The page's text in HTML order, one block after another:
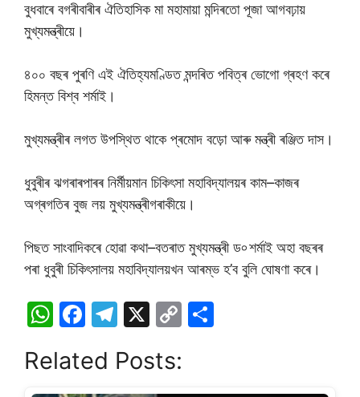
বুধবাৰে বগৰীবাৰীৰ ঐতিহাসিক মা মহামায়া মন্দিৰতো পূজা আগবঢ়ায়
মুখ্যমন্ত্ৰীয়ে।
৪০০ বছৰ পুৰণি এই ঐতিহ্যমণ্ডিত মন্দৰিত পবিত্ৰ ভোগো গ্ৰহণ কৰে
হিমন্ত বিশ্ব শৰ্মাই।
মুখ্যমন্ত্ৰীৰ লগত উপস্থিত থাকে প্ৰমোদ বড়ো আৰু মন্ত্ৰী ৰঞ্জিত দাস।
ধুবুৰীৰ ঝগৰাৰপাৰৰ নিৰ্মীয়মান চিকিৎসা মহাবিদ্যালয়ৰ কাম–কাজৰ
অগ্ৰগতিৰ বুজ লয় মুখ্যমন্ত্ৰীগৰাকীয়ে।
পিছত সাংবাদিকৰে হোৱা কথা–বতৰাত মুখ্যমন্ত্ৰী ড৹ শৰ্মাই অহা বছৰৰ
পৰা ধুবুৰী চিকিৎসালয় মহাবিদ্যালয়খন আৰম্ভ হ’ব বুলি ঘোষণা কৰে।
W
at
F
c
T
e
X
C
Related Posts: